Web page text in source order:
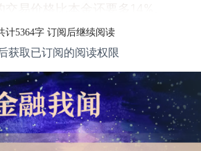
交易价格比本金还要多14%。
计5364字 订阅后继续阅读
获取已订阅的阅读权限